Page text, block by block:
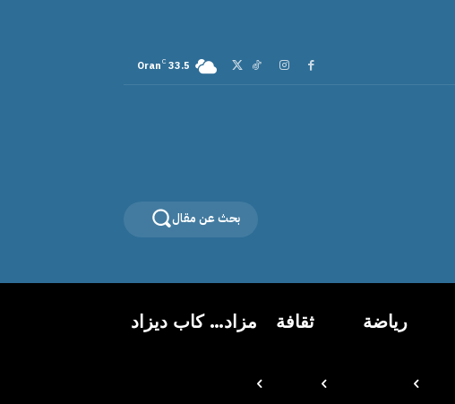
33.5
C
Oran
بحث عن مقال
رياضة ثقافة مزاد… كاب ديزاد